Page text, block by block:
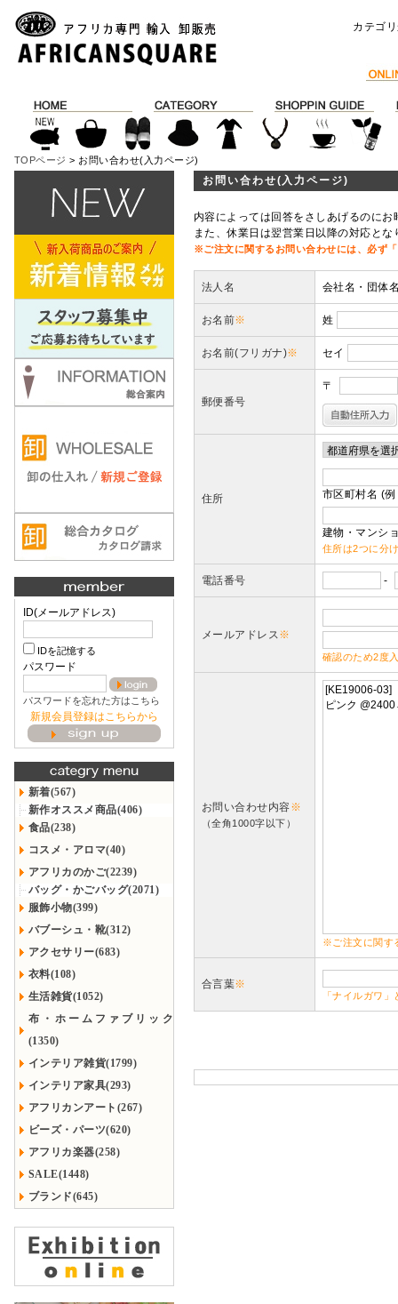
カテゴ
TOPページ > お問い合わせ(入力ページ)
ID(メールアドレス)
IDを記憶する
パスワード
パスワードを忘れた方はこちら
新規会員登録はこちらから
新着(567)
新作オススメ商品(406)
食品(238)
コスメ・アロマ(40)
アフリカのかご(2239)
バッグ・かごバッグ(2071)
服飾小物(399)
バブーシュ・靴(312)
アクセサリー(683)
衣料(108)
生活雑貨(1052)
布・ホームファブリック
(1350)
インテリア雑貨(1799)
インテリア家具(293)
アフリカンアート(267)
ビーズ・パーツ(620)
アフリカ楽器(258)
SALE(1448)
ブランド(645)
お問い合わせ(入力ページ)
内容によっては回答をさしあげるのに
また、休業日は翌営業日以降の対応と
※ご注文に関するお問い合わせには、必ず
法人名 会社名・団体
お名前※ 姓
お名前(フリガナ)※ セイ
郵便番号
〒
住所 市区町村名 (
建物・マンシ
住所は2つに分
電話番号 -
メールアドレス※
確認のため2度
お問い合わせ内容※
（全角1000字以下）
※ご注文に関す
合言葉※
「ナイルガワ